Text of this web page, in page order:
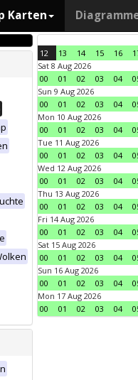
Karten
12 13 14 15 16
Sat 8 Aug 2026
00
01 02 03 04
Sun 9 Aug 2026
00
01 02 03 04
Mon 10 Aug 2026
00
01 02 03 04
Tue 11 Aug 2026
00
01 02 03 04
Wed 12 Aug 2026
00
01 02 03 04
Thu 13 Aug 2026
00
01 02 03 04
Fri 14 Aug 2026
00
01 02 03 04
Sat 15 Aug 2026
00
01 02 03 04
Sun 16 Aug 2026
00
01 02 03 04
Mon 17 Aug 2026
00
01 02 03 04